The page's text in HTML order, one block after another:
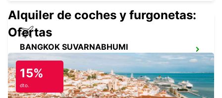
BANGKOK SUVARNABHUMI
AEROPUERTO
BANGKOK - THAILAND
Alquiler de coches y furgonetas:
Ofertas
15%
dto.